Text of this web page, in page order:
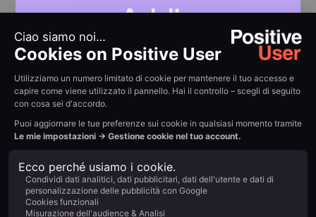
Addio
complessità.
Benvenuta
chiarezza.
Positive User riunisce tutti i percorsi dei tuoi clienti in
sparsi, solo una crescita fluida attraverso marketing,
vendite, prodotto e supporto.
Inizia